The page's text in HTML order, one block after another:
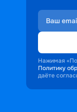
Нажимая
Политику
даёте